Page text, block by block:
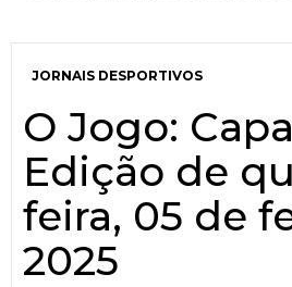
JORNAIS DESPORTIVOS
O Jogo:
Edição de
feira, 05 de
2025